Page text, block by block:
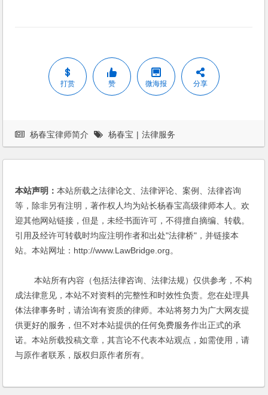
打赏 赞 微海报 分享
杨春宝律师简介 杨春宝 | 法律服务
本站声明：本站所载之法律论文、法律评论、案例、法律咨询
等，除非另有注明，著作权人均为站长杨春宝高级律师本人。欢
迎其他网站链接，但是，未经书面许可，不得擅自摘编、转载。
引用及经许可转载时均应注明作者和出处"法律桥"，并链接本
站。本站网址：http://www.LawBridge.org。
本站所有内容（包括法律咨询、法律法规）仅供参考，不构
成法律意见，本站不对资料的完整性和时效性负责。您在处理具
体法律事务时，请洽询有资质的律师。本站将努力为广大网友提
供更好的服务，但不对本站提供的任何免费服务作出正式的承
诺。本站所载投稿文章，其言论不代表本站观点，如需使用，请
与原作者联系，版权归原作者所有。